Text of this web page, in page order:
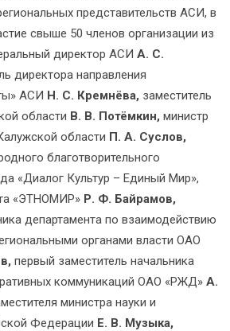
представительств АСИ, в
свыше 50 членов организации из
директор АСИ А. С.
директора направления
АСИ Н. С. Кремнёва, заместитель
области В. В. Потёмкин, министр
области П. А. Суслов,
благотворительного
«Диалог Культур – Единый Мир»,
«ЭТНОМИР» Р. Ф. Байрамов,
департамента по взаимодействию
органами власти ОАО
первый заместитель начальника
коммуникаций ОАО «РЖД» А.
министра науки и
Федерации Е. В. Музыка,